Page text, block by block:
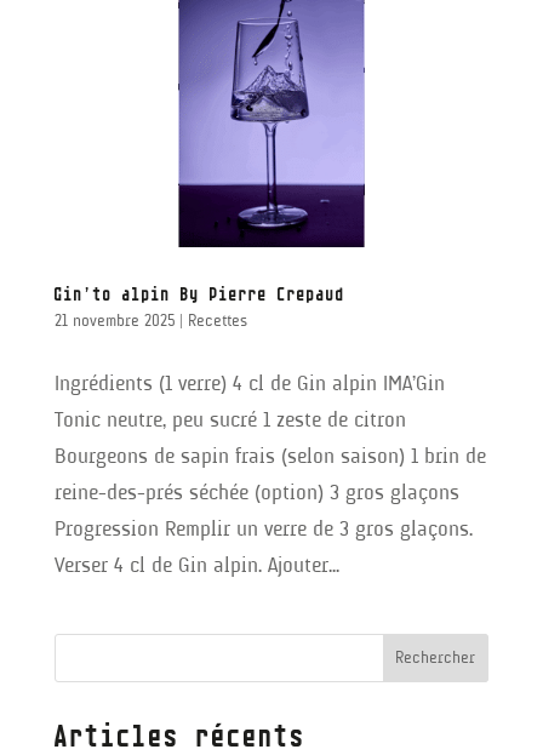
Gin’to alpin By Pierre Crepaud
21 novembre 2025| Recettes
Ingrédients (1 verre) 4 cl de Gin alpin IMA’Gin
Tonic neutre, peu sucré 1 zeste de citron
Bourgeons de sapin frais (selon saison) 1 brin de
reine-des-prés séchée (option) 3 gros glaçons
Progression Remplir un verre de 3 gros glaçons.
Verser 4 cl de Gin alpin. Ajouter...
Rechercher
Articles récents